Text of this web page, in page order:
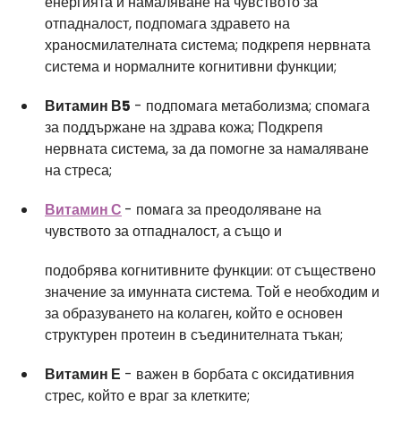
отпадналост, подпомага здравето на
храносмилателната система; подкрепя нервната
система и нормалните когнитивни функции;
Витамин В5 - подпомага метаболизма; спомага
за поддържане на здрава кожа; Подкрепя
нервната система, за да помогне за намаляване
на стреса;
Витамин С - помага за преодоляване на
чувството за отпадналост, а също и
подобрява когнитивните функции: от съществено
значение за имунната система. Той е необходим и
за образуването на колаген, който е основен
структурен протеин в съединителната тъкан;
Витамин Е - важен в борбата с оксидативния
стрес, който е враг за клетките;